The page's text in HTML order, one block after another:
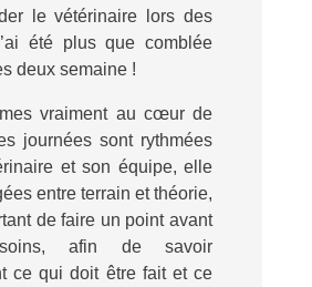
le vétérinaire lors des
été plus que comblée
deux semaine !
vraiment au cœur de
journées sont rythmées
et son équipe, elle
entre terrain et théorie,
de faire un point avant
afin de savoir
ce qui doit être fait et ce